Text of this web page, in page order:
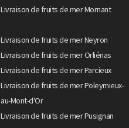
Livraison de fruits de mer Mornant
Livraison de fruits de mer Neyron
Livraison de fruits de mer Orliénas
Livraison de fruits de mer Parcieux
Livraison de fruits de mer Poleymieux-
au-Mont-d'Or
Livraison de fruits de mer Pusignan